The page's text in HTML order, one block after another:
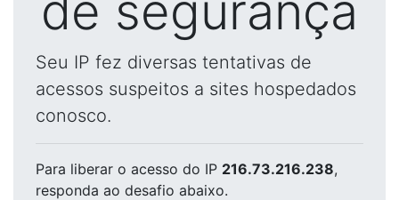
Seu IP fez diversas tentativas de
acessos suspeitos a sites hospedados
conosco.
Para liberar o acesso do IP 216.73.216.238,
responda ao desafio abaixo.